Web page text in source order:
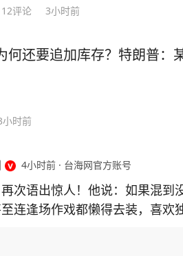
络安全小课堂，引导小朋友学会在虚拟世
12评论 3小时前
何还要追加库存？特朗普：
小时前
4小时前 · 台海网官方账号
次语出惊人！他说：如果混到
连逢场作戏都懒得去装，喜欢